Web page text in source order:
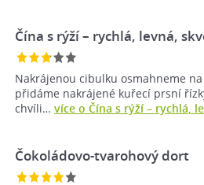
Čína s rýží – rychlá, levná,
Nakrájenou cibulku osmahneme
přidáme nakrájené kuřecí prsní
chvíli… více o Čína s rýží – rychlá,
Čokoládovo-tvarohový dort